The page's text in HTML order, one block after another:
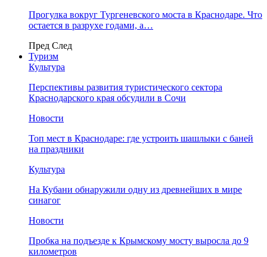
Прогулка вокруг Тургеневского моста в Краснодаре. Что
остается в разрухе годами, а…
Пред След
Туризм
Культура
Перспективы развития туристического сектора
Краснодарского края обсудили в Сочи
Новости
Топ мест в Краснодаре: где устроить шашлыки с баней
на праздники
Культура
На Кубани обнаружили одну из древнейших в мире
синагог
Новости
Пробка на подъезде к Крымскому мосту выросла до 9
километров